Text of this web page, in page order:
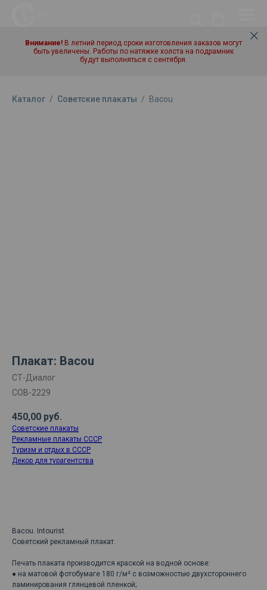
Внимание! В летний период сроки изготовления заказов могут
быть увеличены. Работы по натяжке холста на подрамник
будут выполняться с сентября.
Каталог / Советские плакаты / Bacou
Плакат: Bacou
СТ-Диалог
СОВ-2229
450,00 руб.
Советские плакаты
Рекламные плакаты СССР
Туризм и отдых в СССР
Декор для турагентства
Bacou. Intourist.
Советский рекламный плакат.
Печать плаката производится краской на водной основе:
● на матовой фотобумаге 180 г/м² с возможностью двухстороннего
ламинирования глянцевой пленкой;